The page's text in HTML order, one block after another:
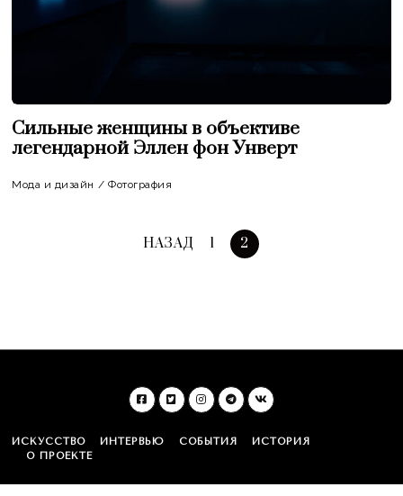
Сильные женщины в объективе
легендарной Эллен фон Унверт
Мода и дизайн / Фотография
НАЗАД 1 2
ИСКУССТВО ИНТЕРВЬЮ СОБЫТИЯ
ИСТОРИЯ
О ПРОЕКТЕ